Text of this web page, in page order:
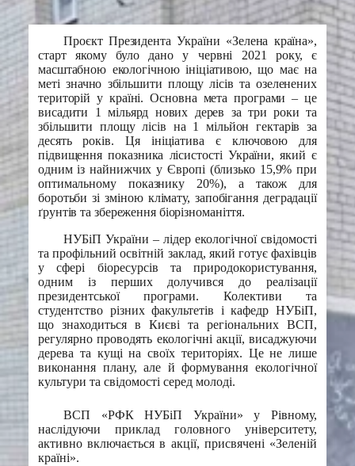
Проєкт Президента України «Зелена країна»,
старт якому було дано у червні 2021 року, є
масштабною екологічною ініціативою, що має на
меті значно збільшити площу лісів та озеленених
територій у країні. Основна мета програми – це
висадити 1 мільярд нових дерев за три роки та
збільшити площу лісів на 1 мільйон гектарів за
десять років. Ця ініціатива є ключовою для
підвищення показника лісистості України, який є
одним із найнижчих у Європі (близько 15,9% при
оптимальному показнику 20%), а також для
боротьби зі зміною клімату, запобігання деградації
ґрунтів та збереження біорізноманіття.
НУБіП України – лідер екологічної свідомості
та профільний освітній заклад, який готує фахівців
у сфері біоресурсів та природокористування,
одним із перших долучився до реалізації
президентської програми. Колективи та
студентство різних факультетів і кафедр НУБіП,
що знаходиться в Києві та регіональних ВСП,
регулярно проводять екологічні акції, висаджуючи
дерева та кущі на своїх територіях. Це не лише
виконання плану, але й формування екологічної
культури та свідомості серед молоді.
ВСП «РФК НУБіП України» у Рівному,
наслідуючи приклад головного університету,
активно включається в акції, присвячені «Зеленій
країні».